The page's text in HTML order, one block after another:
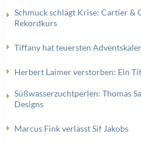
Schmuck schlägt Krise: Cartier &
Rekordkurs
Tiffany hat teuersten
Herbert Laimer verstorben: Ein
Süßwasserzuchtperlen: Thomas
Designs
Marcus Fink verlässt Sif Jakobs